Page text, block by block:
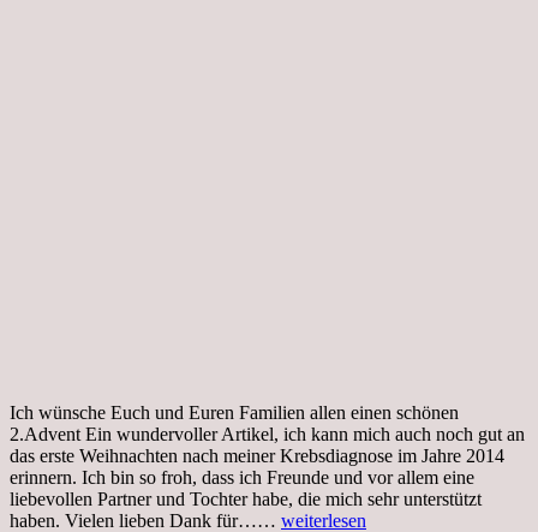
Ich wünsche Euch und Euren Familien allen einen schönen
2.Advent Ein wundervoller Artikel, ich kann mich auch noch gut an
das erste Weihnachten nach meiner Krebsdiagnose im Jahre 2014
erinnern. Ich bin so froh, dass ich Freunde und vor allem eine
liebevollen Partner und Tochter habe, die mich sehr unterstützt
haben. Vielen lieben Dank für…… 2.Advent,
weiterlesen